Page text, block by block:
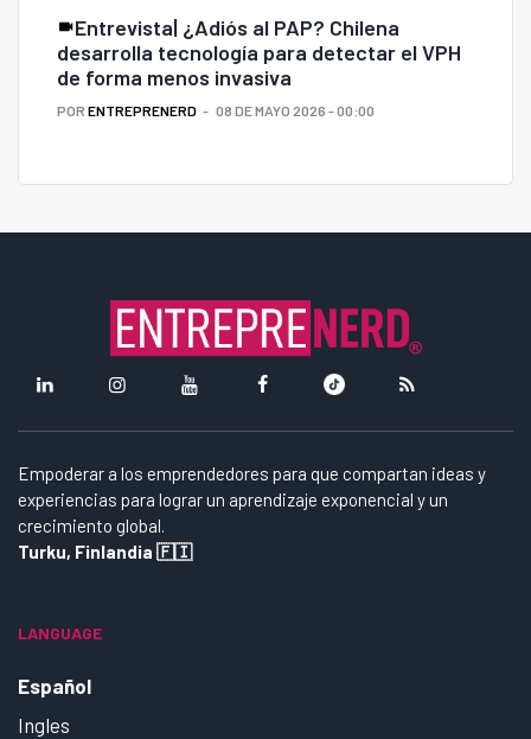
Entrevista| ¿Adiós al PAP? Chilena
desarrolla tecnología para detectar el VPH
de forma menos invasiva
POR ENTREPRENERD 08 DE MAYO 2026 - 00:00
Empoderar a los emprendedores para que compartan ideas y
experiencias para lograr un aprendizaje exponencial y un
crecimiento global.
Turku, Finlandia 🇫🇮
LANGUAGE
Español
Ingles